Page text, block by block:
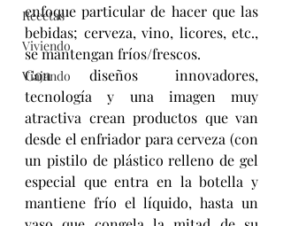
Recetas
Viviendo
Viajando
enfoque particular de hacer que las
bebidas; cerveza, vino, licores, etc.,
se mantengan fríos/frescos.
Con diseños innovadores,
tecnología y una imagen muy
atractiva crean productos que van
desde el enfriador para cerveza (con
un pistilo de plástico relleno de gel
especial que entra en la botella y
mantiene frío el líquido, hasta un